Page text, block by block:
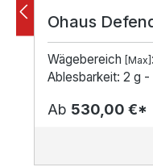
Ohaus
Wägebereich [Max]
Ablesbarkeit: 2 g -
Ab 530,00 €*